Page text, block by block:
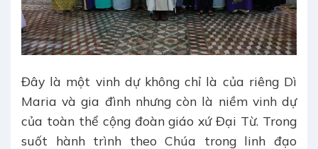
Đây là một vinh dự không chỉ là của riêng Dì
Maria và gia đình nhưng còn là niềm vinh dự
của toàn thể cộng đoàn giáo xứ Đại Từ. Trong
suốt hành trình theo Chúa trong linh đạo